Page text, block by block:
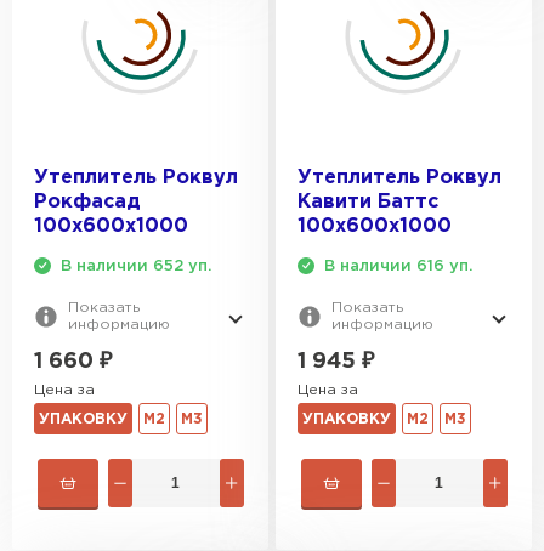
Утеплитель Роквул
Рокфасад
100х600х1000
В наличии 652 уп.
Показать
информацию
1 660 ₽
Цена за
УПАКОВКУ М2 М3
Утеплитель Роквул
Кавити Баттс
100х600х1000
В наличии 616 уп.
Показать
информацию
1 945 ₽
Цена за
УПАКОВКУ М2 М3
Утеплитель Изомин
ПЕРЕЙТИ
Рулонная кровля Брит
Утеплитель Тимплэкс